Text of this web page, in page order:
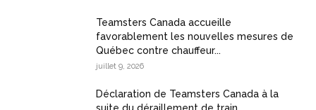
Teamsters Canada accueille
favorablement les nouvelles mesures de
Québec contre chauffeur...
juillet 9, 2026
Déclaration de Teamsters Canada à la